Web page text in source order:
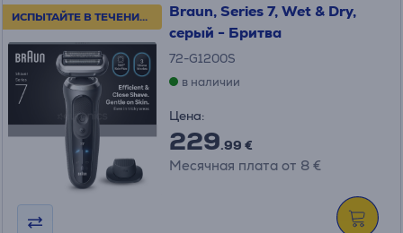
ИСПЫТАЙТЕ В ТЕЧЕНИЕ 100 ДНЕЙ!
Braun, Series 7, Wet & Dry,
серый - Бритва
72-G1200S
в наличии
Цена:
229.99 €
Месячная плата от 8 €